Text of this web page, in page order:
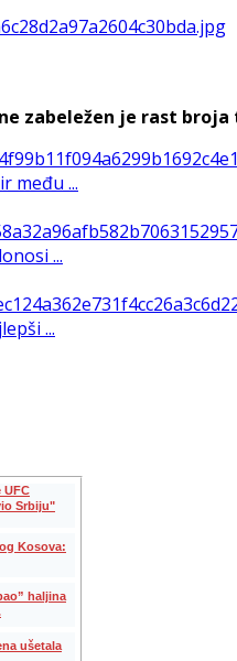
zabeležen je rast
među ...
...
...